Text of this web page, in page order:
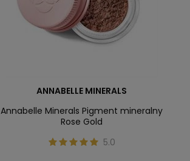
ANNABELLE MINERALS
Annabelle Minerals Pigment mineralny
Rose Gold
5.0